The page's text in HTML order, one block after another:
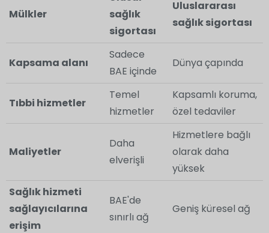
Mülkler
sağlık
sigortası
Uluslararası
sağlık sigortası
Kapsama alanı
Sadece
BAE içinde
Dünya çapında
Tıbbi hizmetler
Temel
hizmetler
Kapsamlı koruma,
özel tedaviler
Maliyetler
Daha
elverişli
Hizmetlere bağlı
olarak daha
yüksek
Sağlık hizmeti
sağlayıcılarına
erişim
BAE'de
sınırlı ağ
Geniş küresel ağ